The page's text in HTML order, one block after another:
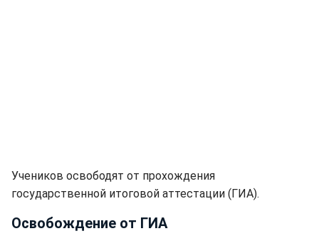
Учеников освободят от прохождения
государственной итоговой аттестации (ГИА).
Освобождение от ГИА